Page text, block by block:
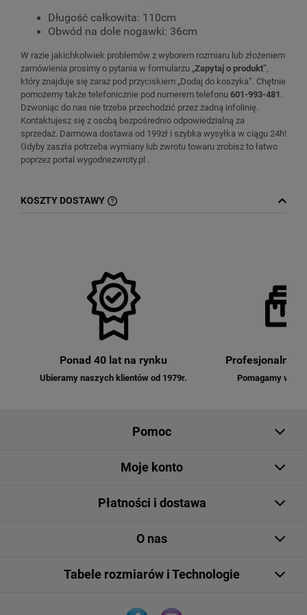
Długość całkowita: 110cm
Obwód na dole nogawki: 36cm
W razie jakichkolwiek problemów z wyborem rozmiaru lub złożeniem
zamówienia prosimy o pytania w formularzu „Zapytaj o produkt”,
który znajduje się zaraz pod przyciskiem „Dodaj do koszyka”. Chętnie
pomożemy także telefonicznie pod numerem telefonu 601-993-481 .
Dzwoniąc do nas nie trzeba przechodzić przez żadną infolinię.
Kontaktujesz się z osobą bezpośrednio odpowiedzialną za
sprzedaż. Darmowa dostawa od 199zł i szybka wysyłka w ciągu 24h!
Gdyby zaszła potrzeba wymiany lub zwrotu towaru zrobisz to łatwo
poprzez portal wygodnezwroty.pl .
KOSZTY DOSTAWY
Ponad 40 lat na rynku
Ubieramy naszych klientów od 1979r.
Profesjonalna
Pomagamy w
Pomoc
Moje konto
Płatności i dostawa
O nas
Tabele rozmiarów i Technologie